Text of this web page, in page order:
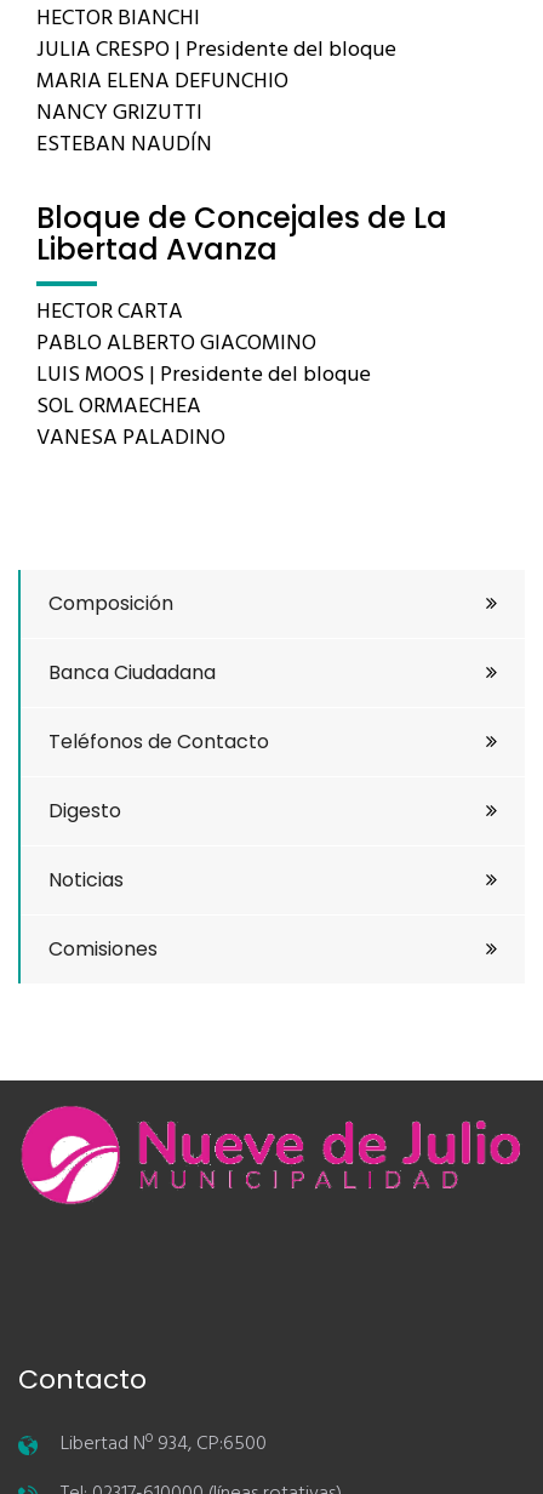
HECTOR BIANCHI
JULIA CRESPO | Presidente del bloque
MARIA ELENA DEFUNCHIO
NANCY GRIZUTTI
ESTEBAN NAUDÍN
Bloque de Concejales de La
Libertad Avanza
HECTOR CARTA
PABLO ALBERTO GIACOMINO
LUIS MOOS | Presidente del bloque
SOL ORMAECHEA
VANESA PALADINO
Composición
Banca Ciudadana
Teléfonos de Contacto
Digesto
Noticias
Comisiones
Contacto
Libertad Nº 934, CP:6500